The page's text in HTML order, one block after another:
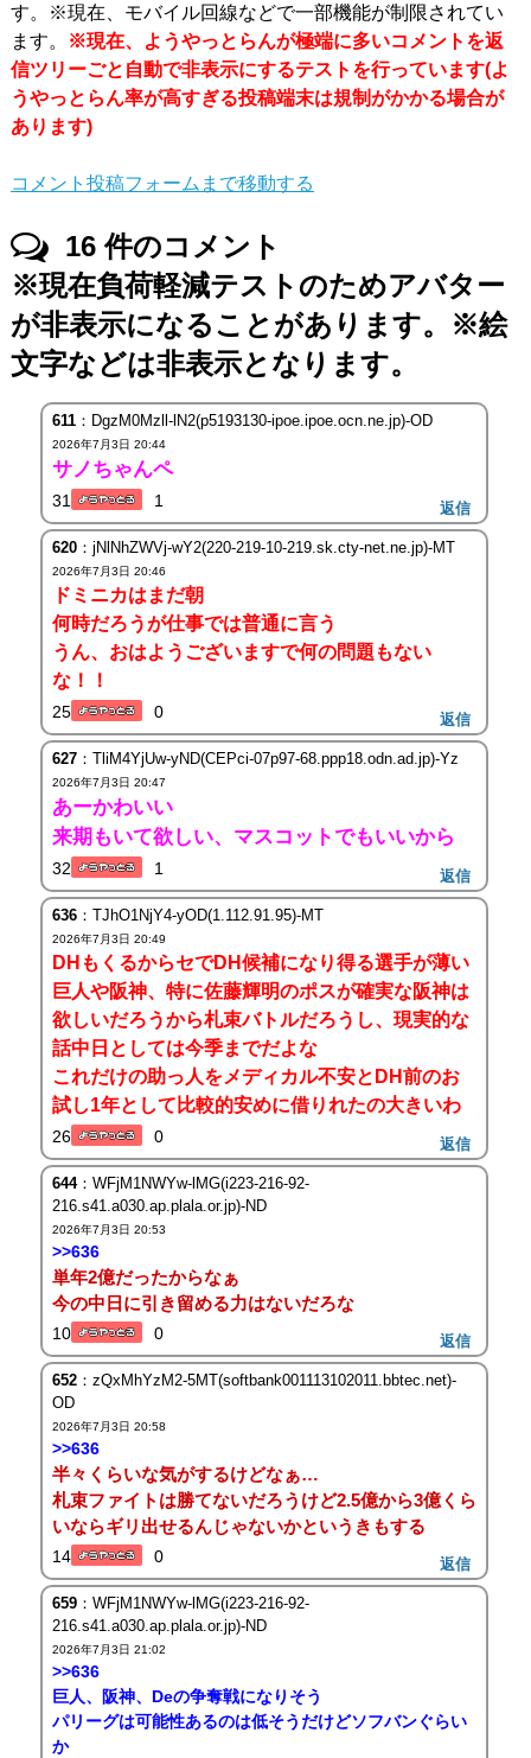
す。※現在、モバイル回線などで一部機能が制限されてい
ます。
※現在、ようやっとらんが極端に多いコメントを返
信ツリーごと自動で非表示にするテストを行っています(よ
うやっとらん率が高すぎる投稿端末は規制がかかる場合が
あります)
コメント投稿フォームまで移動する
16件のコメント
※現在負荷軽減テストのためアバター
が非表示になることがあります。※絵
文字などは非表示となります。
611：DgzM0Mzll-lN2(p5193130-ipoe.ipoe.ocn.ne.jp)-OD
2026年7月3日 20:44
サノちゃんペ
31 1 返信
620：jNlNhZWVj-wY2(220-219-10-219.sk.cty-net.ne.jp)-MT
2026年7月3日 20:46
ドミニカはまだ朝
何時だろうが仕事では普通に言う
うん、おはようございますで何の問題もない
な！！
25 0 返信
627：TliM4YjUw-yND(CEPci-07p97-68.ppp18.odn.ad.jp)-Yz
2026年7月3日 20:47
あーかわいい
来期もいて欲しい、マスコットでもいいから
32 1 返信
636：TJhO1NjY4-yOD(1.112.91.95)-MT
2026年7月3日 20:49
DHもくるからセでDH候補になり得る選手が薄い
巨人や阪神、特に佐藤輝明のポスが確実な阪神は
欲しいだろうから札束バトルだろうし、現実的な
話中日としては今季までだよな
これだけの助っ人をメディカル不安とDH前のお
試し1年として比較的安めに借りれたの大きいわ
26 0 返信
644：WFjM1NWYw-lMG(i223-216-92-
216.s41.a030.ap.plala.or.jp)-ND
2026年7月3日 20:53
>>636
単年2億だったからなぁ
今の中日に引き留める力はないだろな
10 0 返信
652：zQxMhYzM2-5MT(softbank001113102011.bbtec.net)-
OD
2026年7月3日 20:58
>>636
半々くらいな気がするけどなぁ…
札束ファイトは勝てないだろうけど2.5億から3億くら
いならギリ出せるんじゃないかというきもする
14 0 返信
659：WFjM1NWYw-lMG(i223-216-92-
216.s41.a030.ap.plala.or.jp)-ND
2026年7月3日 21:02
>>636
巨人、阪神、Deの争奪戦になりそう
パリーグは可能性あるのは低そうだけどソフバンぐらい
か